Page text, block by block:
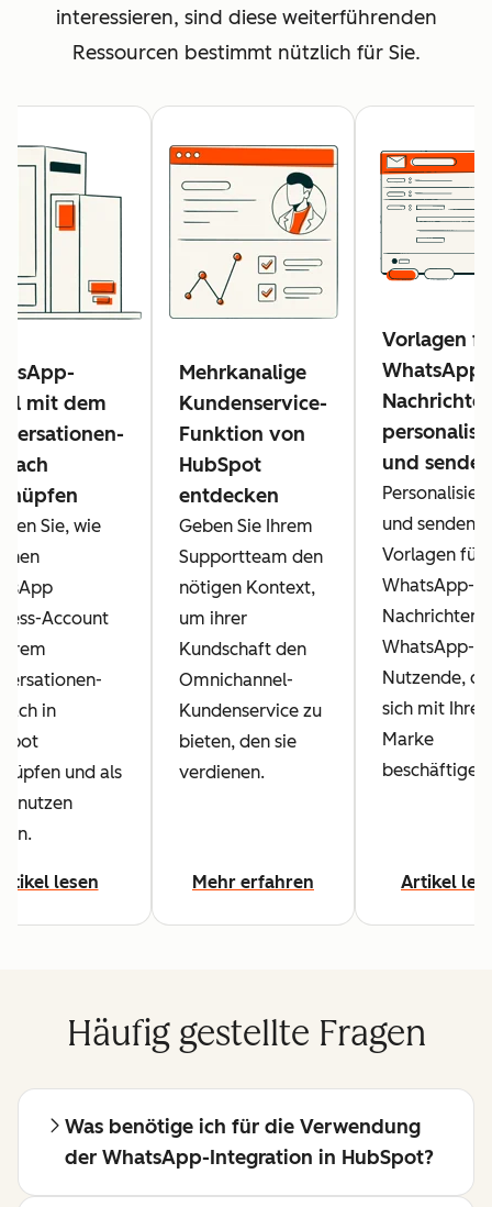
interessieren, sind diese weiterführenden
Ressourcen bestimmt nützlich für Sie.
mit dem
Sie, wie
Account
in
und als
nutzen
lesen
Mehrkanalige
Kundenservice-
Funktion von
HubSpot
entdecken
Geben Sie Ihrem
Supportteam den
nötigen Kontext,
um ihrer
Kundschaft den
Omnichannel-
Kundenservice zu
bieten, den sie
verdienen.
Mehr erfahren
Vorlagen
WhatsApp-
und senden
und senden
Vorlagen für
WhatsApp-
Nachrichten
WhatsApp-
Nutzende,
sich mit Ihrer
Marke
beschäftigen.
Artikel
Häufig gestellte Fragen
Was benötige ich für die Verwendung
der WhatsApp-Integration in HubSpot?